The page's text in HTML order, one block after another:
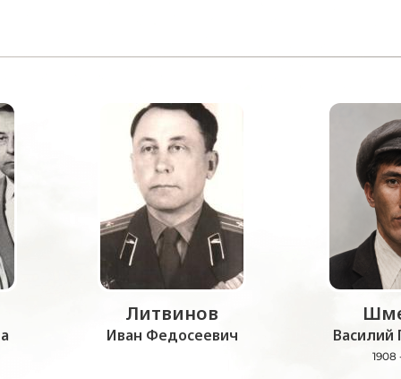
Литвинов
Иван Федосеевич Василий
1908